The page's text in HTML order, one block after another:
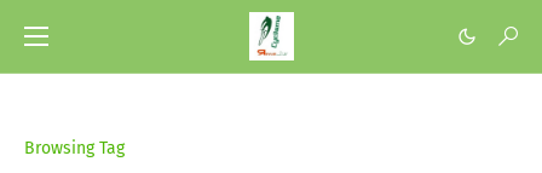
Browsing Tag